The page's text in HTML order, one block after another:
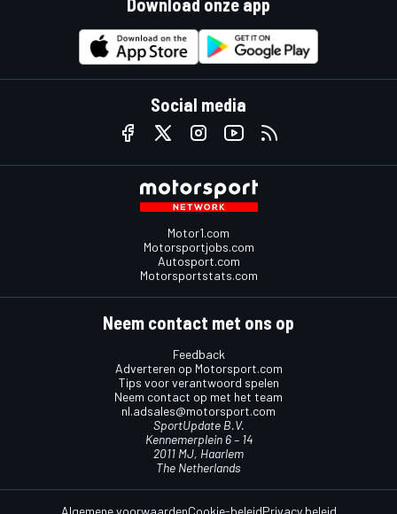
Download onze app
Social media
Motor1.com
Motorsportjobs.com
Autosport.com
Motorsportstats.com
Neem contact met ons op
Feedback
Adverteren op Motorsport.com
Tips voor verantwoord spelen
Neem contact op met het team
nl.adsales@motorsport.com
SportUpdate B.V.
Kennemerplein 6 – 14
2011 MJ, Haarlem
The Netherlands
Algemene voorwaardenCookie-beleidPrivacy beleid